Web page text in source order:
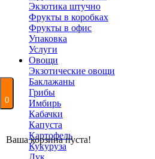
0
Ваша корзина пуста!
Экзотика штучно
Фрукты в коробках
Фрукты в офис
Упаковка
Услуги
Овощи
Экзотические овощи
Баклажаны
Грибы
Имбирь
Кабачки
Капуста
Картофель
Кукуруза